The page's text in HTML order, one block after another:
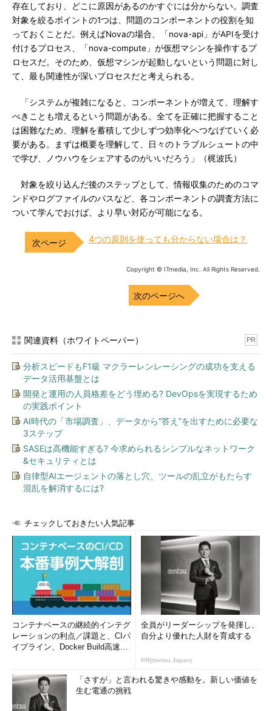
存在しており、どこに原因があるのかすぐには分からない。調査
対象を絞るポイントの1つは、問題のコンポーネントの役割を知
っておくことだ。例えばNovaの場合、「nova-api」がAPIを受け
付けるプロセス、「nova-compute」が仮想マシンを操作するプ
ロセスだ。そのため、仮想マシンが起動しないという問題に対し
て、最も関連性が深いプロセスだと考えられる。
「システムが複雑になると、コンポーネントが増えて、理解す
べきことも増えるという問題がある。全てを正確に把握すること
は困難なため、理解を蓄積して少しずつ効率化へつなげていく必
要がある。まずは概要を理解して、日々のトラブルシュートの中
で学び、ノウハウをシェアするのがいいだろう」（梶波氏）
対象を絞り込んだ後のステップとして、情報収集のためのコマ
ンドやログファイルのパスなど、各コンポーネントの調査方法に
ついて学んでおけば、より早い対応が可能になる。
4つの原則を使っても分からない場合は？
Copyright © ITmedia, Inc. All Rights Reserved.
次のページへ
関連資料（ホワイトペーパー） PR
分析スピードもF1級 マクラーレンレーシングの成功を支える
データ活用基盤とは
開発と運用の人員格差をどう埋める? DevOpsを実現するため
の実践ポイント
AI時代の「市場調査」、データから“答え”を出すために必要な
3ステップ
SASEは高機能すぎる? 今求められるシンプルなネットワーク
&セキュリティとは
自律型AIエージェントの落とし穴、ツールの乱立がもたらす
混乱を解消するには?
チェックしておきたい人気記事
コンテナベースの継続的インテグ
レーションの利点／課題と、CIパ
イプライン、Docker Build高速化
全員がリーダーシップを発揮し、
自分より優れた人財を育成する
PR(dentsu Japan)
「さすが」と言われる驚きや感動を。新しい価値を
生む電通の挑戦